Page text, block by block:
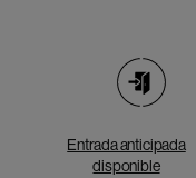
Entrada anticipada
disponible